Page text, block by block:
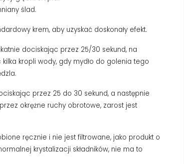
ślad.
krem, aby uzyskać doskonały efekt.
dociskając przez 25/30 sekund, na
kropli wody, gdy mydło do golenia tego
przez 25 do 30 sekund, a następnie
okrężne ruchy obrotowe, zarost jest
ręcznie i nie jest filtrowane, jako produkt o
krystalizacji składników, nie ma to